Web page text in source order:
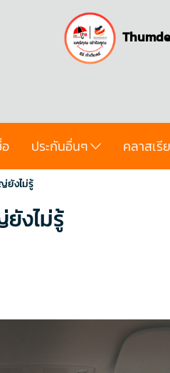
ประกันอื่นๆ คลาสเ
ยังไม่รู้
งไม่รู้